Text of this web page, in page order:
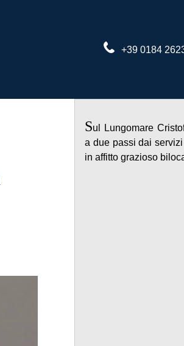
+39 0184
Sul Lungomare
a due passi dai
in affitto grazioso